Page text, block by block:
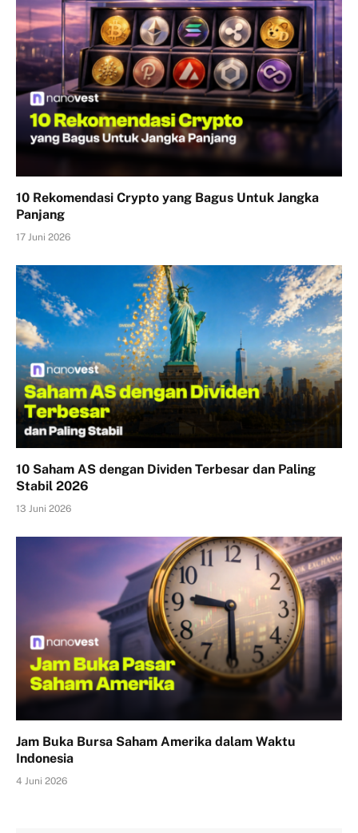
10 Rekomendasi Crypto yang Bagus Untuk Jangka
Panjang
17 Juni 2026
10 Saham AS dengan Dividen Terbesar dan Paling
Stabil 2026
13 Juni 2026
Jam Buka Bursa Saham Amerika dalam Waktu
Indonesia
4 Juni 2026